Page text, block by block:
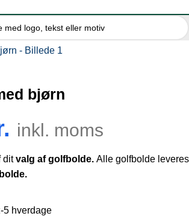
bjørn
inkl. moms
ditvalg af golfbolde. Alle golfbolde leveres
5 hverdage